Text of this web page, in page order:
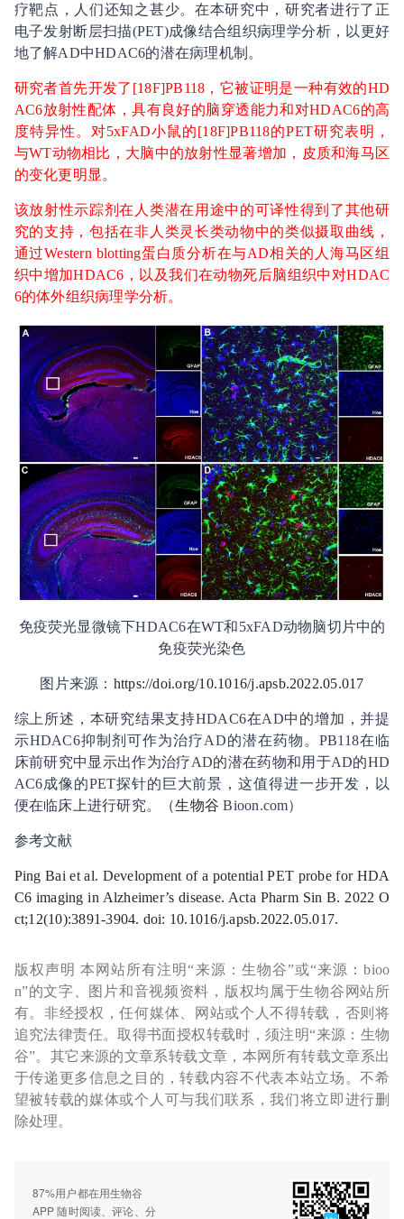
疗靶点，人们还知之甚少。在本研究中，研究者进行了正
电子发射断层扫描(PET)成像结合组织病理学分析，以更好
地了解AD中HDAC6的潜在病理机制。
研究者首先开发了[18F]PB118，它被证明是一种有效的HD
AC6放射性配体，具有良好的脑穿透能力和对HDAC6的高
度特异性。对5xFAD小鼠的[18F]PB118的PET研究表明，
与WT动物相比，大脑中的放射性显著增加，皮质和海马区
的变化更明显。
该放射性示踪剂在人类潜在用途中的可译性得到了其他研
究的支持，包括在非人类灵长类动物中的类似摄取曲线，
通过Western blotting蛋白质分析在与AD相关的人海马区组
织中增加HDAC6，以及我们在动物死后脑组织中对HDAC
6的体外组织病理学分析。
免疫荧光显微镜下HDAC6在WT和5xFAD动物脑切片中的
免疫荧光染色
图片来源： https://doi.org/10.1016/j.apsb.2022.05.017
综上所述，本研究结果支持HDAC6在AD中的增加，并提
示HDAC6抑制剂可作为治疗AD的潜在药物。PB118在临
床前研究中显示出作为治疗AD的潜在药物和用于AD的HD
AC6成像的PET探针的巨大前景，这值得进一步开发，以
便在临床上进行研究。（生物谷 Bioon.com）
参考文献
Ping Bai et al. Development of a potential PET probe for HDA
C6 imaging in Alzheimer’s disease. Acta Pharm Sin B. 2022 O
ct;12(10):3891-3904. doi: 10.1016/j.apsb.2022.05.017.
版权声明 本网站所有注明“来源：生物谷”或“来源：bioo
n”的文字、图片和音视频资料，版权均属于生物谷网站所
有。非经授权，任何媒体、网站或个人不得转载，否则将
追究法律责任。取得书面授权转载时，须注明“来源：生物
谷”。其它来源的文章系转载文章，本网所有转载文章系出
于传递更多信息之目的，转载内容不代表本站立场。不希
望被转载的媒体或个人可与我们联系，我们将立即进行删
除处理。
87%用户都在用生物谷
APP 随时阅读、评论、分